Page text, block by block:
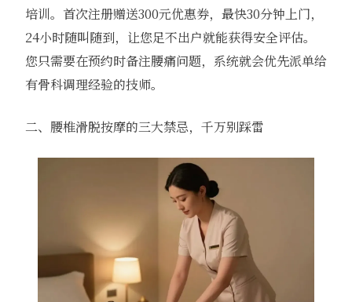
培训。首次注册赠送300元优惠券，最快30分钟上门，
24小时随叫随到，让您足不出户就能获得安全评估。
您只需要在预约时备注腰痛问题，系统就会优先派单给
有骨科调理经验的技师。
二、腰椎滑脱按摩的三大禁忌，千万别踩雷